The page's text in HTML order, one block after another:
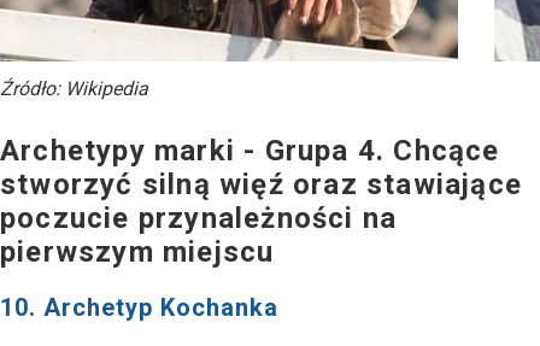
Źródło: Wikipedia
Archetypy marki - Grupa 4. Chcące
stworzyć silną więź oraz stawiające
poczucie przynależności na
pierwszym miejscu
10. Archetyp Kochanka